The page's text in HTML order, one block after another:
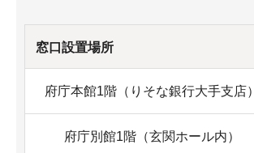
窓口設置場所
府庁本館1階（りそな銀行大手支店）
府庁別館1階（玄関ホール内）